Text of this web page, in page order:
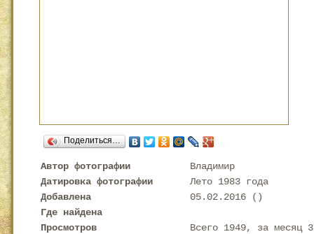
Поделиться…
Автор фотографии
Владимир
Датировка фотографии
Лето 1983 года
Добавлена
05.02.2016 ( )
Где найдена
Просмотров
Всего 1949, за месяц